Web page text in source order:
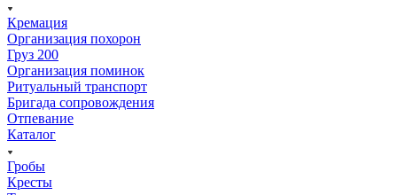
Кремация
Организация похорон
Груз 200
Организация поминок
Ритуальный транспорт
Бригада сопровождения
Отпевание
Каталог
Гробы
Кресты